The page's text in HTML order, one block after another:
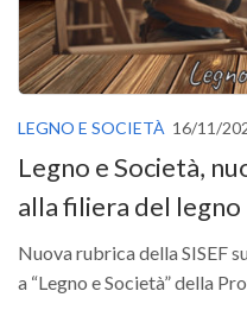
SISEF Eventi
SISEF@Facebook
SISEF Publishing
Redazione SISEF.ORG
Credits
LEGNO E SOCIETÀ 16/11/
Legno e Società,
alla filiera del legno
Nuova rubrica della SISEF
a “Legno e Società” della